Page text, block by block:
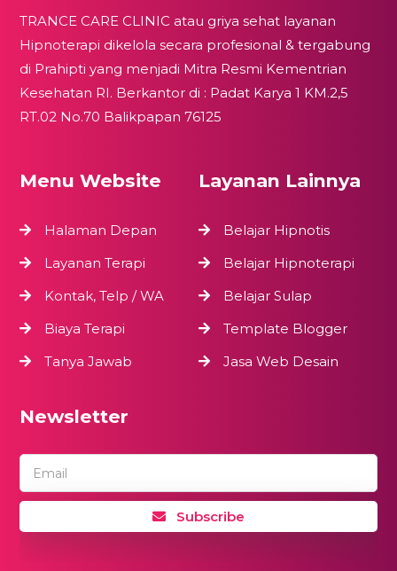
TRANCE CARE CLINIC atau griya sehat layanan
Hipnoterapi dikelola secara profesional & tergabung
di Prahipti yang menjadi Mitra Resmi Kementrian
Kesehatan RI. Berkantor di : Padat Karya 1 KM.2,5
RT.02 No.70 Balikpapan 76125
Menu Website
Halaman Depan
Layanan Terapi
Kontak, Telp / WA
Biaya Terapi
Tanya Jawab
Layanan Lainnya
Belajar Hipnotis
Belajar Hipnoterapi
Belajar Sulap
Template Blogger
Jasa Web Desain
Newsletter
Email
Subscribe